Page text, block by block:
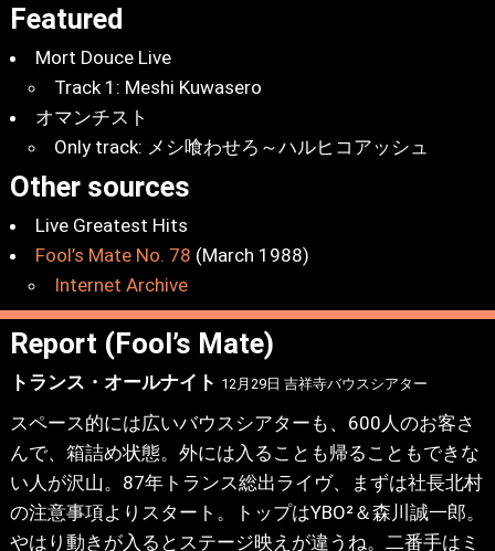
Featured
Mort Douce Live
Track 1: Meshi Kuwasero
オマンチスト
Only track: メシ喰わせろ～ハルヒコアッシュ
Other sources
Live Greatest Hits
Fool’s Mate No. 78 (March 1988)
Internet Archive
Report (Fool’s Mate)
トランス・オールナイト 12月29日 吉祥寺バウスシアター
スペース的には広いバウスシアターも、600人のお客さ
んで、箱詰め状態。外には入ることも帰ることもできな
い人が沢山。87年トランス総出ライヴ、まずは社長北村
の注意事項よりスタート。トップはYBO²＆森川誠一郎。
やはり動きが入るとステージ映えが違うね。二番手はミ